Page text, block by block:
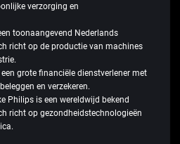
verzorging en
toonaangevend Nederlands
richt op de productie van machines
grote financiële dienstverlener met
en verzekeren.
Philips is een wereldwijd bekend
richt op gezondheidstechnologieën